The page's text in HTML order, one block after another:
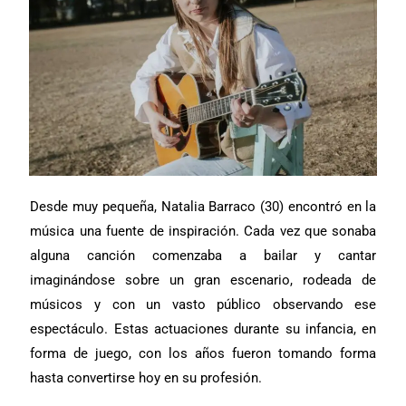
Desde muy pequeña, Natalia Barraco (30) encontró en la
música una fuente de inspiración. Cada vez que sonaba
alguna canción comenzaba a bailar y cantar
imaginándose sobre un gran escenario, rodeada de
músicos y con un vasto público observando ese
espectáculo. Estas actuaciones durante su infancia, en
forma de juego, con los años fueron tomando forma
hasta convertirse hoy en su profesión.